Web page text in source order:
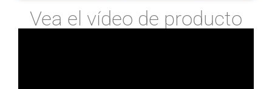
Vea el vídeo de producto